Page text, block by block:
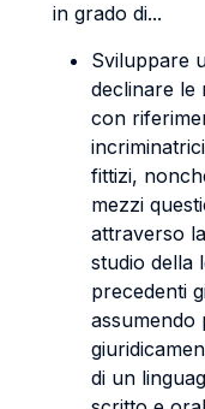
in grado di...
Sviluppare
declinare le
con
fittizi,
mezzi
attraverso
studio della
precedenti
assumendo
di un